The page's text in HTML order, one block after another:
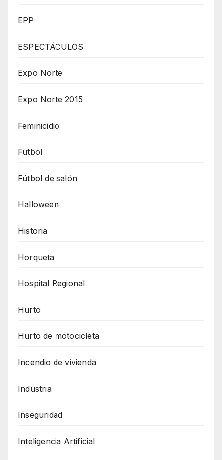
EPP
ESPECTÁCULOS
Expo Norte
Expo Norte 2015
Feminicidio
Futbol
Fútbol de salón
Halloween
Historia
Horqueta
Hospital Regional
Hurto
Hurto de motocicleta
Incendio de vivienda
Industria
Inseguridad
Inteligencia Artificial